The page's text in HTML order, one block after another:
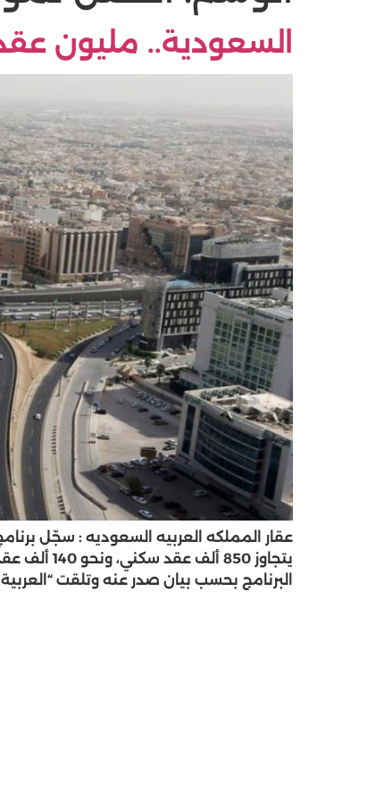
السعودية.. مليون عقد
البرنامج بحسب بيان صدر عنه وتلقت